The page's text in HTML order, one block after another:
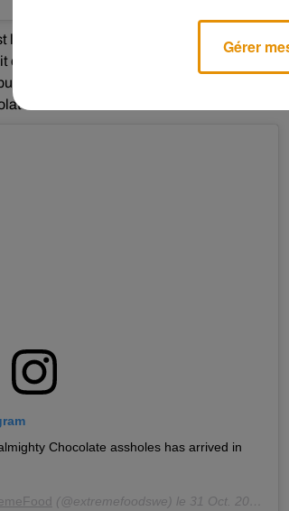
l’histoire de la compagnie Edible Anus. A
essayé de mouler son anus mais sans
Cette dernière aurait alors accepté de
naissait !
Chocolate assholes has arrived in
(@extremefoodswe) le 31 Oct. 2018 à 7 :33 PDT
Gérer